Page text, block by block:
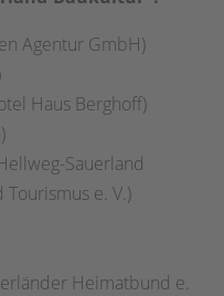
Agentur GmbH)
Haus Berghoff)
Sauerland
Tourismus e. V.)
Heimatbund e.